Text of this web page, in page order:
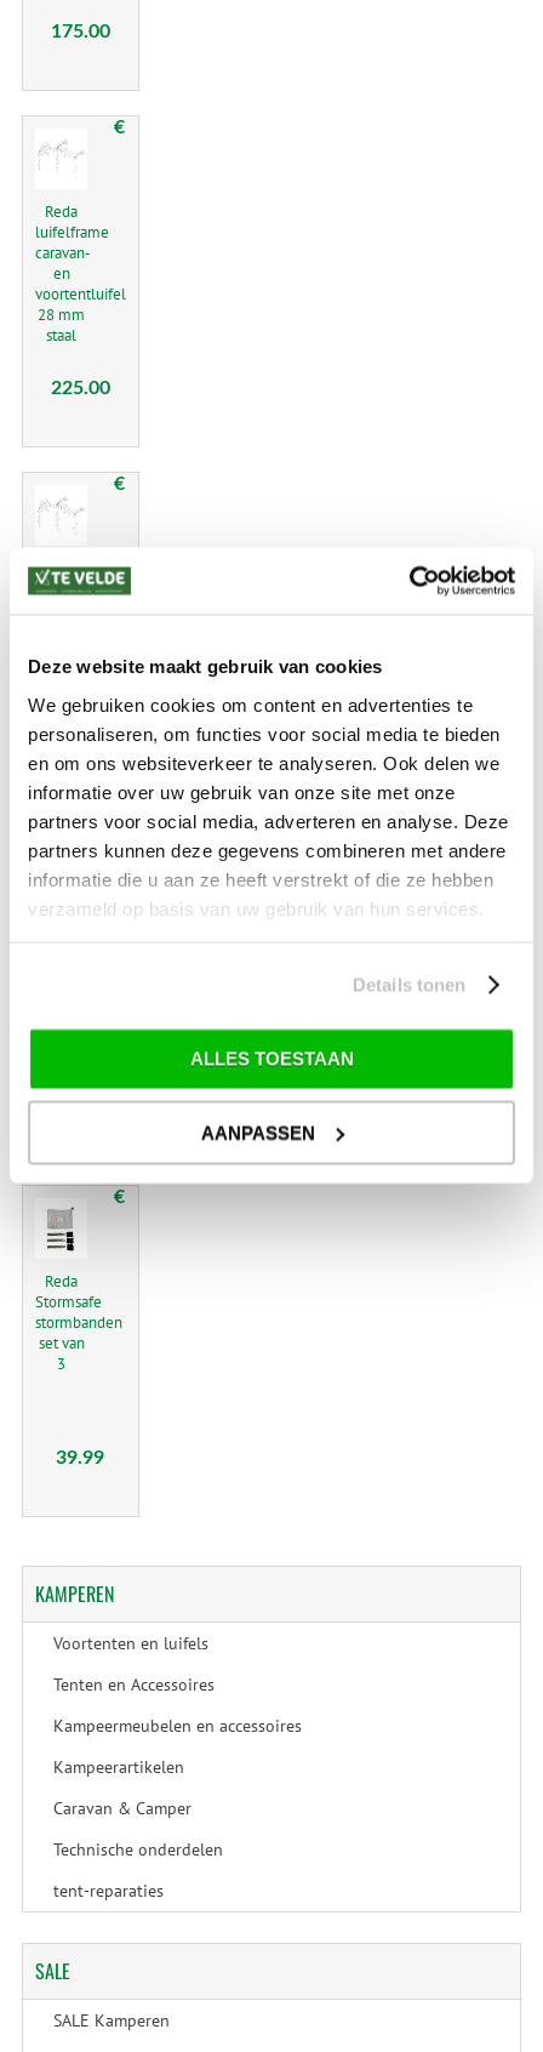
Deze website maakt gebruik van cookies
We gebruiken cookies om content en advertenties te
personaliseren, om functies voor social media te bieden
en om ons websiteverkeer te analyseren. Ook delen we
informatie over uw gebruik van onze site met onze
partners voor social media, adverteren en analyse. Deze
partners kunnen deze gegevens combineren met andere
informatie die u aan ze heeft verstrekt of die ze hebben
verzameld op basis van uw gebruik van hun services.
Details tonen
ALLES TOESTAAN
AANPASSEN
175.00
Reda
luifelframe
caravan-
en
voortentluifel
28 mm
staal
€
225.00
Reda
luifelframe
28 mm
€
295.00
15.00
Reda
Stormsafe
stormbanden
set van
3
€
39.99
KAMPEREN
Voortenten en luifels
Tenten en Accessoires
Kampeermeubelen en accessoires
Kampeerartikelen
Caravan & Camper
Technische onderdelen
tent-reparaties
SALE
SALE Kamperen